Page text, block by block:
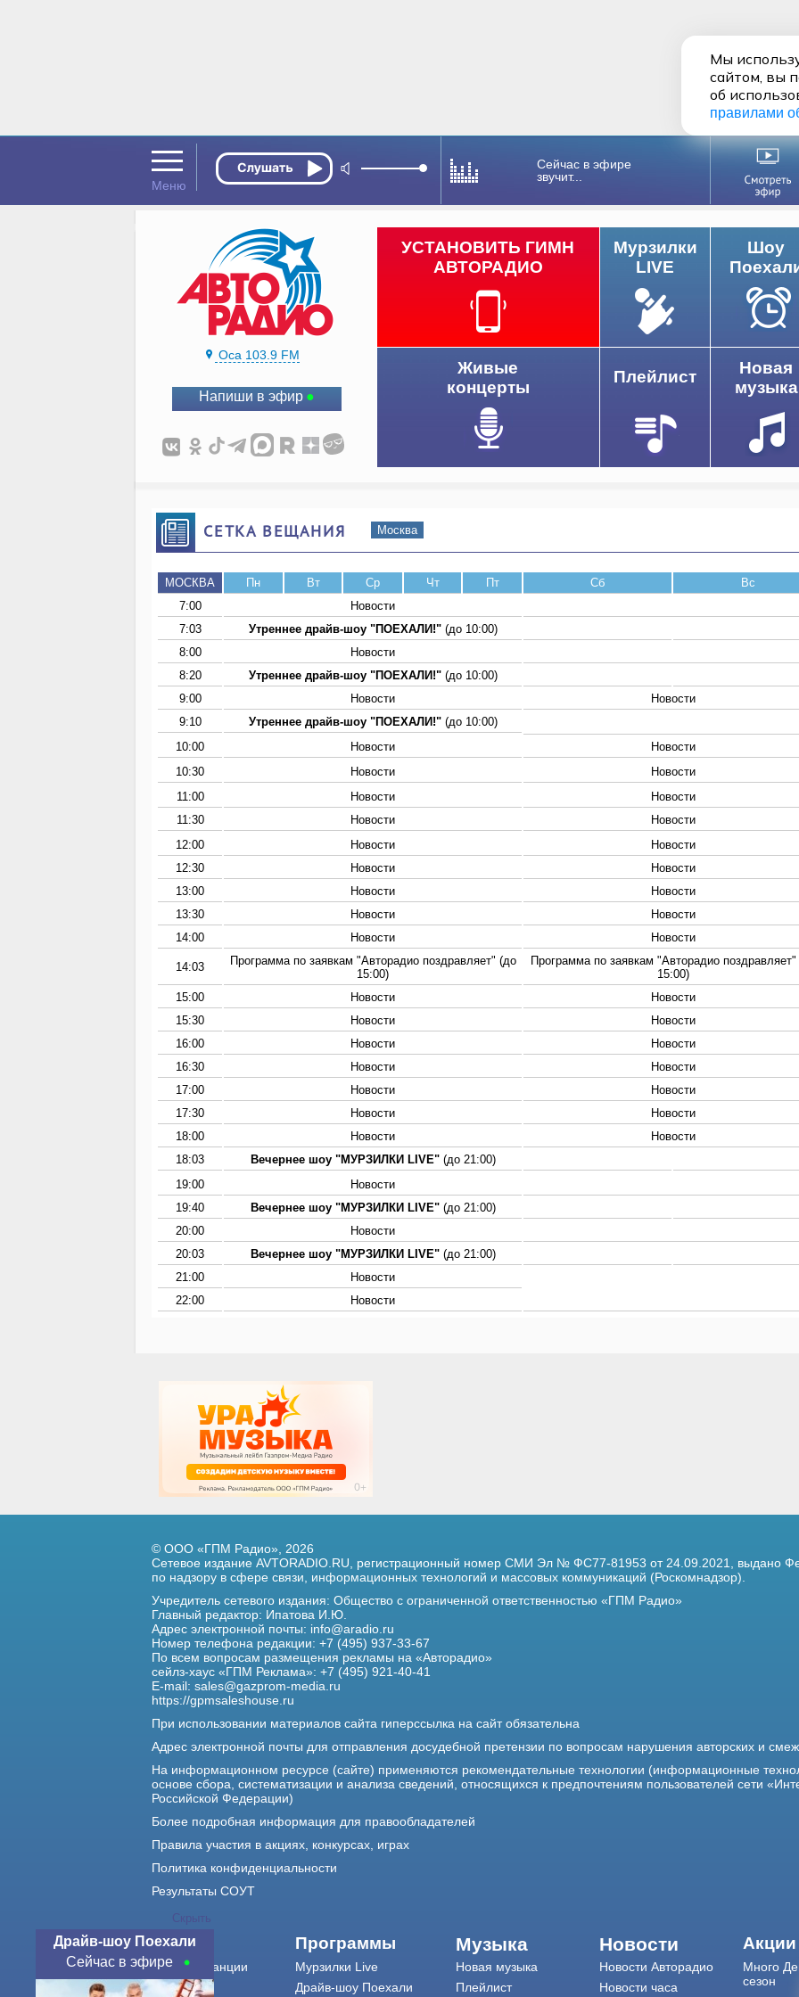
Сейчас в эфире
звучит...
Оса 103.9 FM
Напиши в эфир
УСТАНОВИТЬ ГИМН
АВТОРАДИО
Мурзилки
LIVE
Шоу
Живые
концерты
Плейлист
Новая
музыка
СЕТКА ВЕЩАНИЯ Москва
МОСКВА Пн Вт Ср Чт Пт Сб
Вс
7:00
Новости
7:03
Утреннее драйв-шоу "ПОЕХАЛИ!"(до 10:00)
8:00
Новости
8:20
Утреннее драйв-шоу "ПОЕХАЛИ!"(до 10:00)
9:00
Новости
Новости
9:10
Утреннее драйв-шоу "ПОЕХАЛИ!"(до 10:00)
10:00
Новости
Новости
10:30
Новости
Новости
11:00
Новости
Новости
11:30
Новости
Новости
12:00
Новости
Новости
12:30
Новости
Новости
13:00
Новости
Новости
13:30
Новости
Новости
14:00
Новости Новости
14:03
Программа по заявкам "Авторадио поздравляет" (до
15:00)
Программа по заявкам "Авторадио
15:00)
15:00
Новости
Новости
15:30
Новости
Новости
16:00
Новости
Новости
16:30
Новости
Новости
17:00
Новости
Новости
17:30
Новости
Новости
18:00
Новости
Новости
18:03
Вечернее шоу "МУРЗИЛКИ LIVE"(до 21:00)
19:00
Новости
19:40
Вечернее шоу "МУРЗИЛКИ LIVE"(до 21:00)
20:00
Новости
20:03
Вечернее шоу "МУРЗИЛКИ LIVE"(до 21:00)
21:00
Новости
22:00
Новости
Скрыть
Драйв-шоу Поехали
Сейчас в эфире
© ООО «ГПМ Радио», 2026
Сетевое издание AVTORADIO.RU, регистрационный номер СМИ Эл № ФС77-81953 от 24.09.2021,
выдано
по надзору в сфере связи,
информационных технологий и массовых коммуникаций (Роскомнадзор).
Учредитель сетевого издания: Общество с ограниченной ответственностью «ГПМ Радио»
Главный редактор: Ипатова И.Ю.
Адрес электронной почты: info@aradio.ru
Номер телефона редакции: +7 (495) 937-33-67
По всем вопросам размещения рекламы на «Авторадио»
сейлз-хаус «ГПМ Реклама»: +7 (495) 921-40-41
E-mail: sales@gazprom-media.ru
https://gpmsaleshouse.ru
При использовании материалов сайта гиперссылка на сайт обязательна
Адрес электронной почты для отправления досудебной претензии по вопросам нарушения авторских и
На информационном ресурсе (сайте) применяются рекомендательные технологии (информационные
основе сбора, систематизации и анализа сведений, относящихся к предпочтениям пользователей сети
Российской Федерации)
Более подробная информация для правообладателей
Правила участия в акциях, конкурсах, играх
Политика конфиденциальности
Результаты СОУТ
О нас
О радиостанции
Команда
Программы
Мурзилки Live
Драйв-шоу Поехали
Музыка
Новая музыка
Плейлист
Новости
Новости Авторадио
Новости часа
Много
сезон
Мы
сайтом, вы
об
правилами